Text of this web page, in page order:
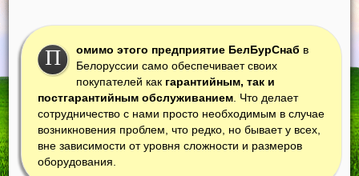
П омимо этого предприятие БелБурСнаб в
Белоруссии само обеспечивает своих
покупателей как гарантийным, так и
постгарантийным обслуживанием . Что делает
сотрудничество с нами просто необходимым в случае
возникновения проблем, что редко, но бывает у всех,
вне зависимости от уровня сложности и размеров
оборудования.